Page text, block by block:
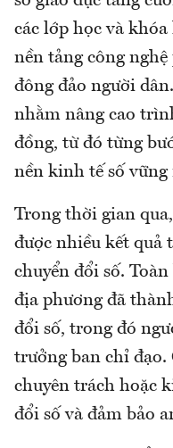
các lớp học và
nền tảng công
đông đảo người
nhằm nâng cao
đồng, từ đó từng
nền kinh tế số vững
Trong thời gian
được nhiều kết
chuyển đổi số.
địa phương đã
đổi số, trong đó
trưởng ban chỉ đạo.
chuyên trách hoặc
đổi số và đảm bảo